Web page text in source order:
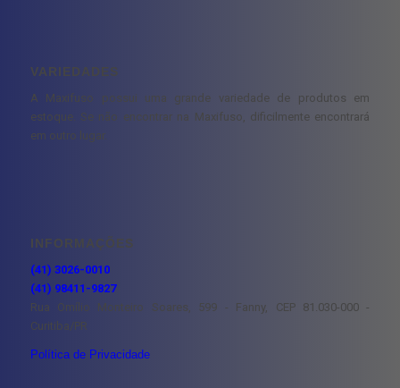
VARIEDADES
A Maxifuso possui uma grande variedade de produtos em
estoque. Se não encontrar na Maxifuso, dificilmente encontrará
em outro lugar.
INFORMAÇÕES
(41) 3026-0010
(41) 98411-9827
Rua Omílio Monteiro Soares, 599 - Fanny, CEP 81.030-000 -
Curitiba/PR
Política de Privacidade